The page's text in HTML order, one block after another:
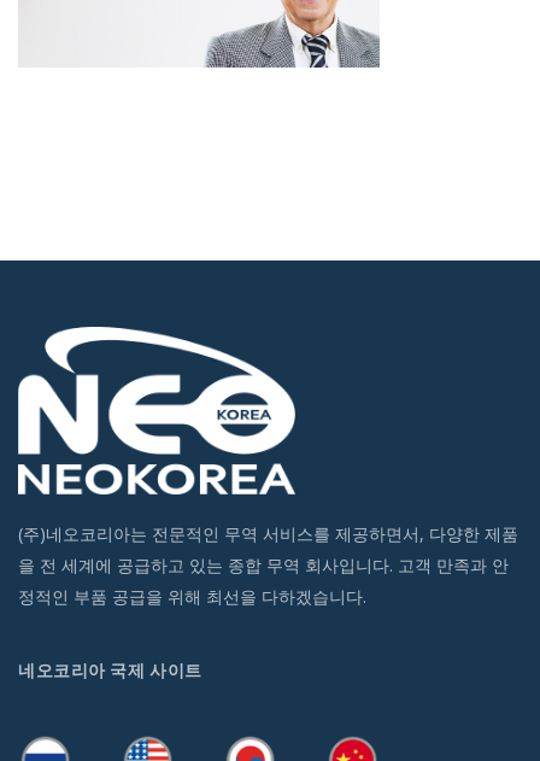
(주)네오코리아는 전문적인 무역 서비스를 제공하면서, 다양한 제품
을 전 세계에 공급하고 있는 종합 무역 회사입니다. 고객 만족과 안
정적인 부품 공급을 위해 최선을 다하겠습니다.
네오코리아 국제 사이트